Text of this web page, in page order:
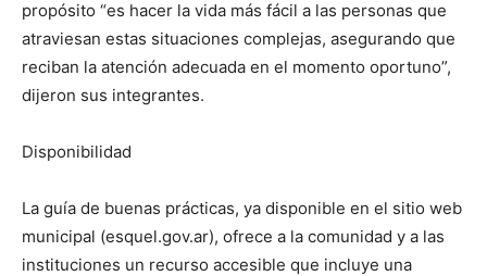
propósito “es hacer la vida más fácil a las personas que
atraviesan estas situaciones complejas, asegurando que
reciban la atención adecuada en el momento oportuno”,
dijeron sus integrantes.
Disponibilidad
La guía de buenas prácticas, ya disponible en el sitio web
municipal (esquel.gov.ar), ofrece a la comunidad y a las
instituciones un recurso accesible que incluye una